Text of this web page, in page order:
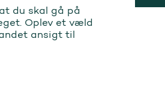
du skal gå på
Oplev et væld
ansigt til